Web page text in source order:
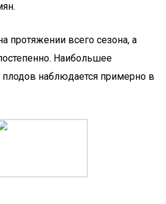
протяжении всего сезона, а
Наибольшее
наблюдается примерно в